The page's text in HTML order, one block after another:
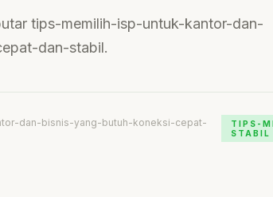
tips-memilih-isp-untuk-kantor-dan-
dan-stabil.
dan-bisnis-yang-butuh-koneksi-cepat-
TIPS-
STABIL